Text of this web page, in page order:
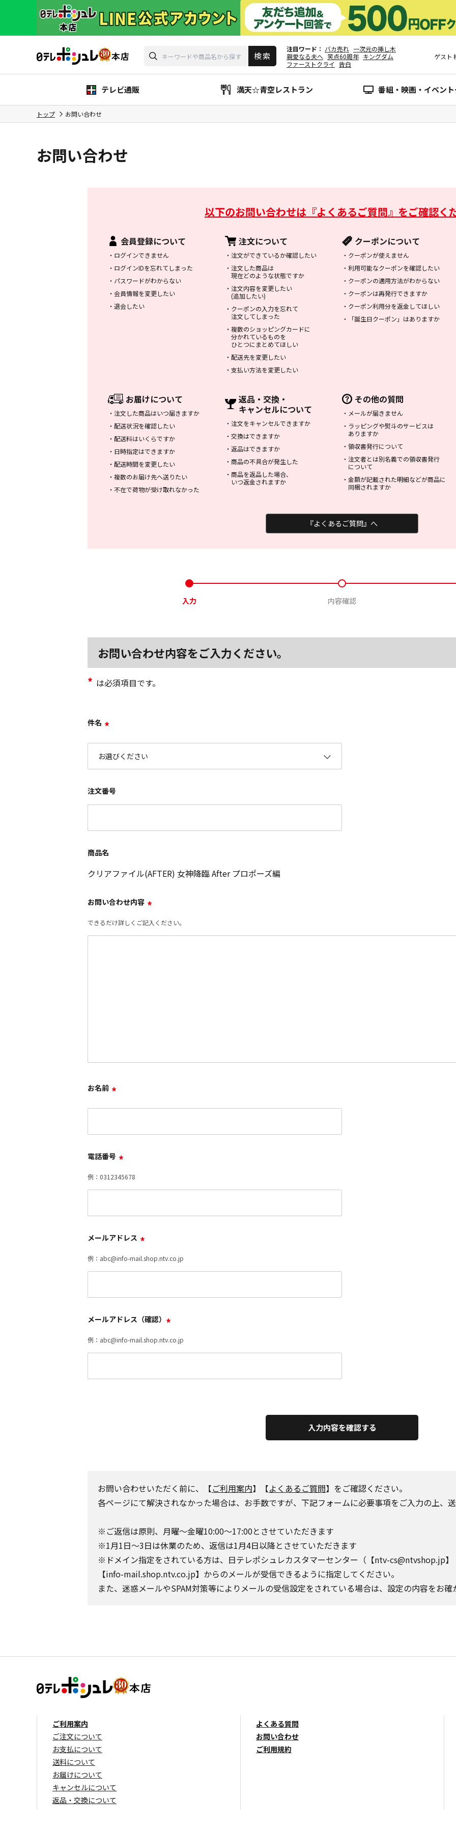
注目ワード バカ売れ 一次元の挿し木
親愛なる夫へ 笑点60周年 キングダム
ファーストクライ
告白
ゲスト
テレビ通販 満天☆青空レストラン 番組・映画・イベン
トップ お問い合わせ
お問い合わせ
以下のお問い合わせは 『よくあるご質問』をご確認く
会員登録について
・ ログインできません
・ ログインIDを忘れてしまった
・ パスワードがわからない
・ 会員情報を変更したい
・ 退会したい
注文について
・ 注文ができているか確認したい
・ 注文した商品は
現在どのような状態ですか
・ 注文内容を変更したい
(追加したい)
・ クーポンの入力を忘れて
注文してしまった
・ 複数のショッピングカードに
分かれているものを
ひとつにまとめてほしい
・ 配送先を変更したい
・ 支払い方法を変更したい
クーポンについて
・ クーポンが使えません
・ 利用可能なクーポンを確認したい
・ クーポンの適用方法がわからない
・ クーポンは再発行できますか
・ クーポン利用分を返金してほしい
・
「誕生日クーポン」はありますか
お届けについて
・ 注文した商品はいつ届きますか
・ 配送状況を確認したい
・ 配送料はいくらですか
・ 日時指定はできますか
・ 配送時間を変更したい
・ 複数のお届け先へ送りたい
・ 不在で荷物が受け取れなかった
返品・交換・
キャンセルについて
・ 注文をキャンセルできますか
・ 交換はできますか
・ 返品はできますか
・ 商品の不具合が発生した
・ 商品を返品した場合、
いつ返金されますか
その他の質問
・ メールが届きません
・ ラッピングや熨斗のサービスは
ありますか
・ 領収書発行について
・ 注文者とは別名義での領収書発行
について
・ 金額が記載された明細などが商品に
同梱されますか
『よくあるご質問』へ
入力 内容確認
お問い合わせ内容をご入力ください。
* は必須項目です。
件名 *
注文番号
商品名
クリアファイル(AFTER) 女神降臨 After プロポーズ編
お問い合わせ内容 *
できるだけ詳しくご記入ください。
お名前 *
電話番号 *
例：0312345678
メールアドレス *
例：abc@info-mail.shop.ntv.co.jp
メールアドレス（確認） *
例：abc@info-mail.shop.ntv.co.jp
入力内容を確認する
お問い合わせいただく前に、【ご利用案内】【よくあるご質問】をご確認ください。
各ページにて解決されなかった場合は、お手数ですが、下記フォームに必要事項をご入力の上、
※ご返信は原則、月曜～金曜10:00～17:00とさせていただきます
※1月1日～3日は休業のため、返信は1月4日以降とさせていただきます
※ドメイン指定をされている方は、日テレポシュレカスタマーセンター（【ntv-cs@ntvshop.jp
【info-mail.shop.ntv.co.jp】からのメールが受信できるように指定してください。
また、迷惑メールやSPAM対策等によりメールの受信設定をされている場合は、設定の内容をお
ご利用案内
ご注文について
お支払について
送料について
お届けについて
キャンセルについて
返品・交換について
よくある質問
お問い合わせ
ご利用規約